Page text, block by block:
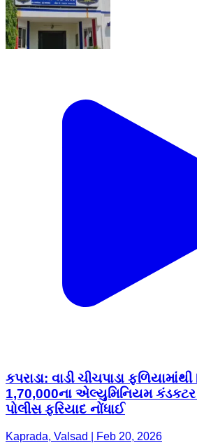
કપરાડા: વાડી ચીચપાડા
1,70,000ના એલ્યુમિનિયમ કંડકટર
પોલીસ ફરિયાદ નોંધાઈ
Kaprada, Valsad | Feb 20, 2026